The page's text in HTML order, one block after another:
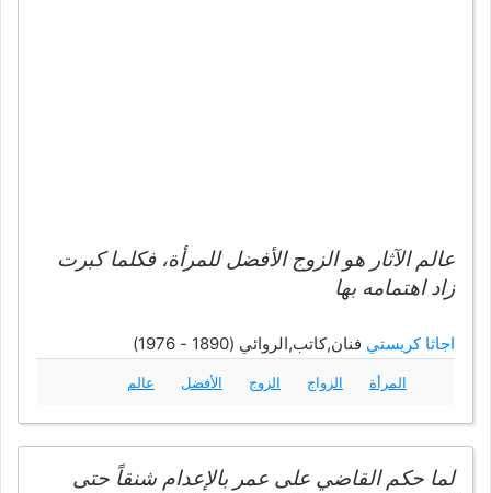
عالم الآثار هو الزوج الأفضل للمرأة، فكلما كبرت
زاد اهتمامه بها
اجاثا كريستي فنان,كاتب,الروائي (1890 - 1976)
المرأة الزواج الزوج الأفضل عالم
لما حكم القاضي على عمر بالإعدام شنقاً حتى